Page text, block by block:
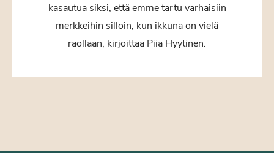
kasautua siksi, että emme tartu varhaisiin
merkkeihin silloin, kun ikkuna on vielä
raollaan, kirjoittaa Piia Hyytinen.